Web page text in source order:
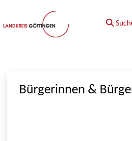
Zum Hauptinhalt springen
Bürgerinnen &